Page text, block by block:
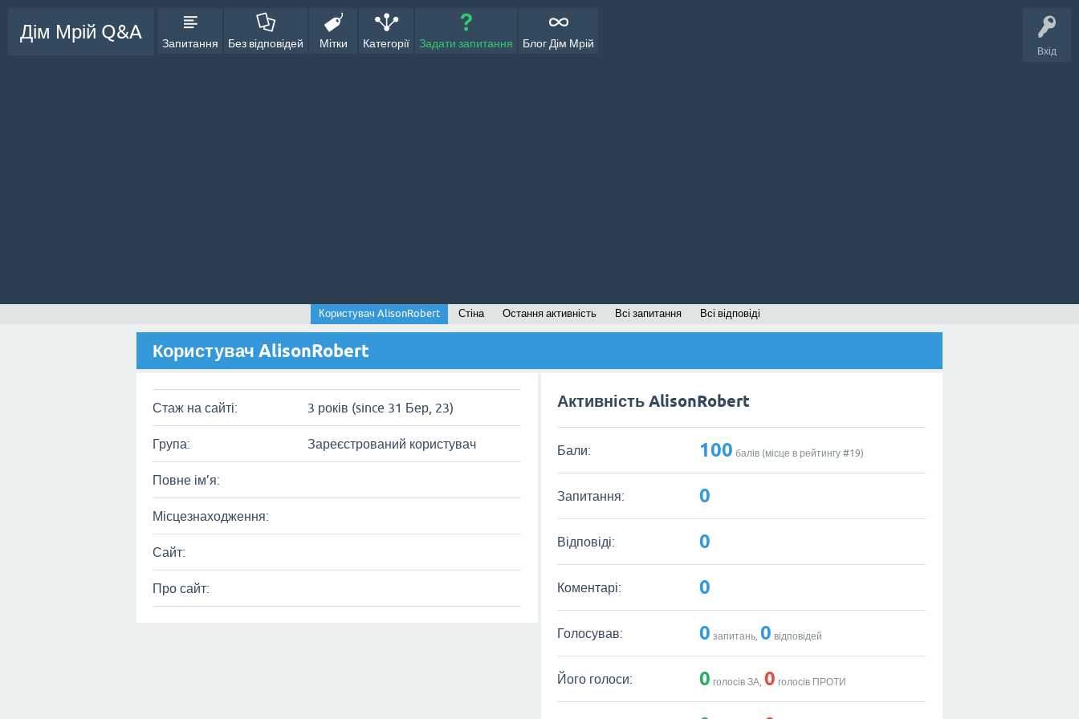
Вхід
Дім Мрій Q&A
Запитання Без відповідей Мітки Категорії Задати запитання Блог Дім Мрій
Користувач AlisonRobert Стіна Остання активність Всі запитання Всі відповіді
Користувач AlisonRobert
Стаж на сайті: 3 років (since 31 Бер, 23)
Група: Зареєстрований користувач
Повне ім’я:
Місцезнаходження:
Сайт:
Про сайт:
Активність AlisonRobert
Бали: 100 балів (місце в рейтингу #19)
Запитання: 0
Відповіді: 0
Коментарі: 0
Голосував: 0 запитань,0 відповідей
Його голоси: 0 голосів ЗА,0 голосів ПРОТИ